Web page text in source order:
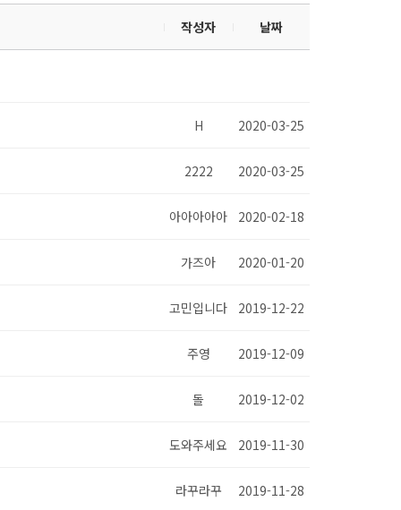
작성자 날짜
H 2020-03-25
2222 2020-03-25
아아아아아 2020-02-18
가즈아 2020-01-20
고민입니다 2019-12-22
주영 2019-12-09
돌 2019-12-02
도와주세요 2019-11-30
라꾸라꾸 2019-11-28